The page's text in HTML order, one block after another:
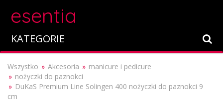
esentia
KATEGORIE
Wszystko Akcesoria
manicure i pedicure
nożyczki do paznokci
DuKaS Premium Line Solingen 400 nożyczki do paznokci 9
cm